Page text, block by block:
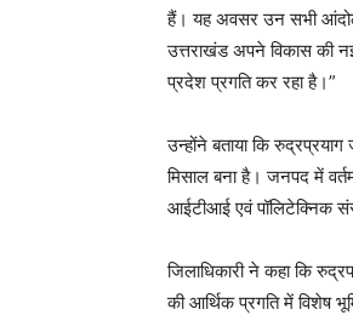
हैं। यह अवसर उन सभी
उत्तराखंड अपने विकास की
प्रदेश प्रगति कर रहा है।”
उन्होंने बताया कि
मिसाल बना है। जनपद में
आईटीआई एवं पॉलिटेक्निक
जिलाधिकारी ने कहा कि
की आर्थिक प्रगति में विशेष